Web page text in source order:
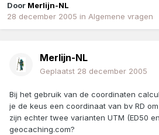
Door Merlijn-NL
28 december 2005 in Algemene vragen
Merlijn-NL
Geplaatst 28 december 2005
Bij het gebruik van de coordinaten
je de keus een coordinaat van bv RD
zijn echter twee varianten UTM (ED50
geocaching.com?